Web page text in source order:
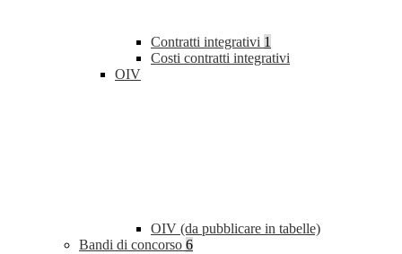
Contratti integrativi 1
Costi contratti integrativi
OIV
OIV (da pubblicare in tabelle)
Bandi di concorso 6